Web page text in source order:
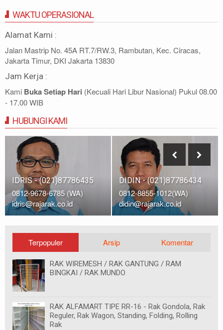
WAKTU OPERASIONAL
Alamat Kami :
Jalan Mastrip No. 45A RT.7/RW.3, Rambutan, Kec. Ciracas,
Jakarta Timur, DKI Jakarta 13830
Jam Kerja :
Kami Buka Setiap Hari (Kecuali Hari Libur Nasional) Pukul 08.00
- 17.00 WIB
HUBUNGI KAMI
IDRIS - (021)87786435
0812-9678-6785 (WA)
idris@rajarak.co.id
DIDIN - (021)87786434
0812-8855-1012(WA)
didin@rajarak.co.id
Terpopuler Arsip Komentar
RAK WIREMESH / RAK GANTUNG / RAM
BINGKAI / RAK MUNDO
RAK ALFAMART TIPE RR-16 - Rak Gondola, Rak
Reguler, Rak Wagon, Standing, Folding, Rolling
Rak